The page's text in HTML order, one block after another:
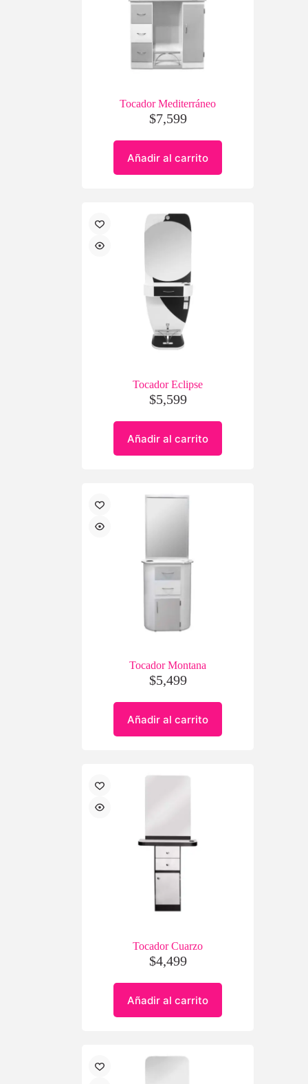
Tocador Mediterráneo
$7,599
Añadir al carrito
Tocador Eclipse
$5,599
Añadir al carrito
Tocador Montana
$5,499
Añadir al carrito
Tocador Cuarzo
$4,499
Añadir al carrito